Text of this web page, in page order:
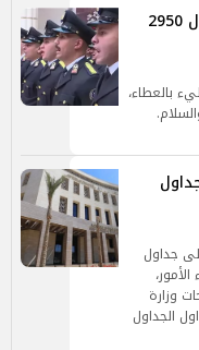
رابط نتيجة القبول بكلية الشرطة.. قبول 2950
بالعطاء،
جداول
وزارة
الجداول